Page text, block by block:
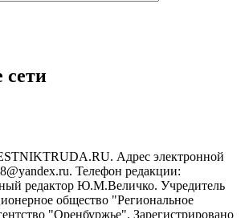
Адрес электронной
Телефон редакции:
редактор Ю.М.Величко. Учредитель
общество "Региональное
"Оренбуржье". Зарегистрировано